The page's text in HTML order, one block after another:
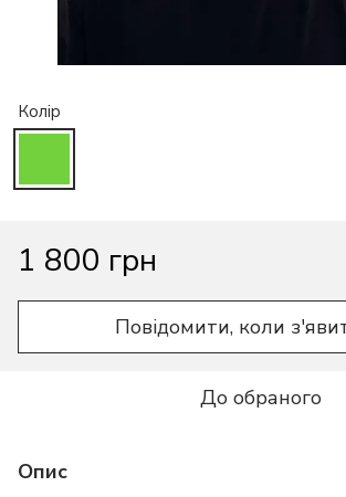
Колір
1 800 грн
Повідомити, коли
До обраного
Опис